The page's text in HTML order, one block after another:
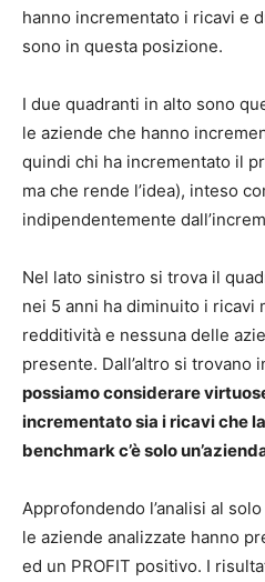
hanno incrementato i ricavi e
sono in questa posizione.
I due quadranti in alto sono
le aziende che hanno
quindi chi ha incrementato il
ma che rende l’idea), inteso
indipendentemente
Nel lato sinistro si trova il
nei 5 anni ha diminuito i ricavi
redditività e nessuna delle
presente. Dall’altro si trovano
possiamo considerare
incrementato sia i ricavi che
benchmark c’è solo
Approfondendo l’analisi al
le aziende analizzate hanno
ed un PROFIT positivo. I